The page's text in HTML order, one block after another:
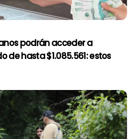
podrán acceder a
de hasta $1.085.561: estos